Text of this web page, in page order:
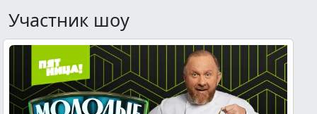
Участник шоу